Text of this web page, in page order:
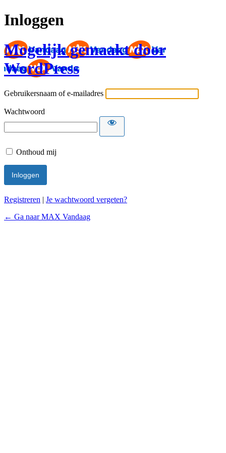
Inloggen
Mogelijk gemaakt door
WordPress
Gebruikersnaam of e-mailadres
Wachtwoord
Onthoud mij
Registreren | Je wachtwoord vergeten?
← Ga naar MAX Vandaag